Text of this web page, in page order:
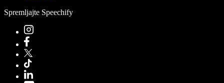
Spremljajte Speechify